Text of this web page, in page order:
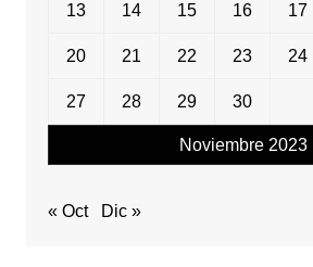
Noviembre 2023
13 14 15 16 17
20 21 22 23 24
27 28 29 30
« Oct Dic »